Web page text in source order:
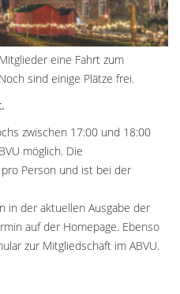
eine Fahrt zum
sind einige Plätze frei.
zwischen 17:00 und 18:00
möglich. Die
Person und ist bei der
in der aktuellen Ausgabe der
auf der Homepage. Ebenso
zur Mitgliedschaft im ABVU.